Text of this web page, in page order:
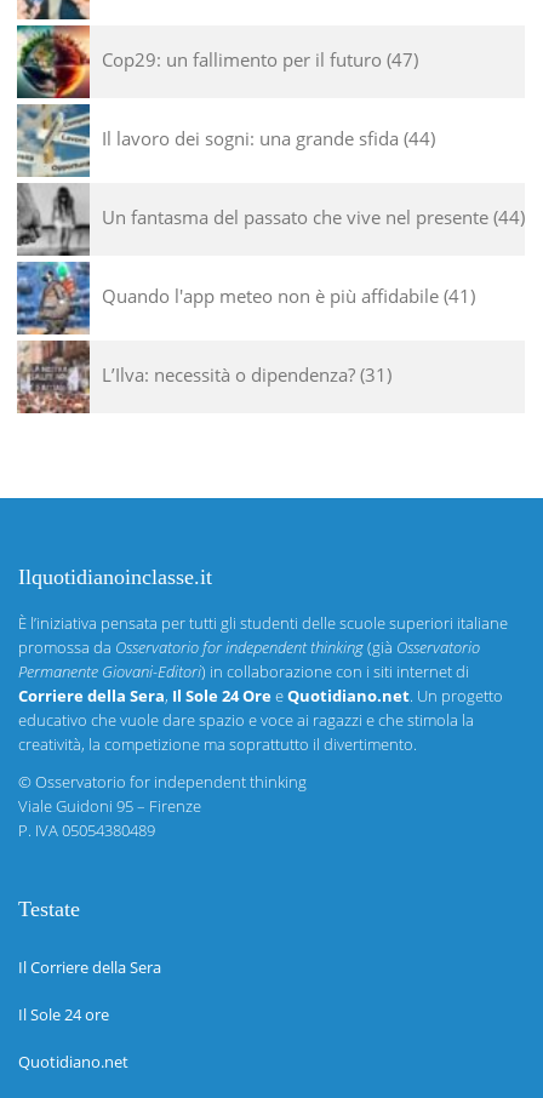
Cop29: un fallimento per il futuro 47
Il lavoro dei sogni: una grande sfida 44
Un fantasma del passato che vive nel presente 44
Quando l'app meteo non è più affidabile 41
L’Ilva: necessità o dipendenza? 31
Ilquotidianoinclasse.it
È l’iniziativa pensata per tutti gli studenti delle scuole superiori italiane
promossa da Osservatorio for independent thinking(già Osservatorio
Permanente Giovani-Editori) in collaborazione con i siti internet di
Corriere della Sera, Il Sole 24 OreeQuotidiano.net. Un progetto
educativo che vuole dare spazio e voce ai ragazzi e che stimola la
creatività, la competizione ma soprattutto il divertimento.
©Osservatorio for independent thinking
Viale Guidoni 95 – Firenze
P. IVA 05054380489
Testate
Il Corriere della Sera
Il Sole 24 ore
Quotidiano.net